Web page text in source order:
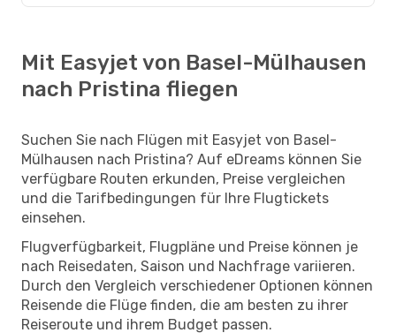
Mit Easyjet von Basel-Mülhausen
nach Pristina fliegen
Suchen Sie nach Flügen mit Easyjet von Basel-
Mülhausen nach Pristina? Auf eDreams können Sie
verfügbare Routen erkunden, Preise vergleichen
und die Tarifbedingungen für Ihre Flugtickets
einsehen.
Flugverfügbarkeit, Flugpläne und Preise können je
nach Reisedaten, Saison und Nachfrage variieren.
Durch den Vergleich verschiedener Optionen können
Reisende die Flüge finden, die am besten zu ihrer
Reiseroute und ihrem Budget passen.